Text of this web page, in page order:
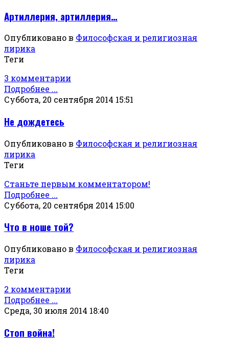
Артиллерия, артиллерия…
Опубликовано в Философская и религиозная
лирика
Теги
3 комментарии
Подробнее ...
Суббота, 20 сентября 2014 15:51
Не дождетесь
Опубликовано в Философская и религиозная
лирика
Теги
Станьте первым комментатором!
Подробнее ...
Суббота, 20 сентября 2014 15:00
Что в ноше той?
Опубликовано в Философская и религиозная
лирика
Теги
2 комментарии
Подробнее ...
Среда, 30 июля 2014 18:40
Стоп война!